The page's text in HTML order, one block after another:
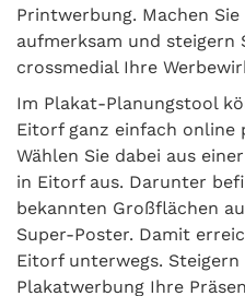
Printwerbung. Machen
aufmerksam und steigern
crossmedial Ihre
Im Plakat-Planungstool
Eitorf ganz einfach online
Wählen Sie dabei aus
in Eitorf aus. Darunter
bekannten Großflächen
Super-Poster. Damit
Eitorf unterwegs.
Plakatwerbung Ihre